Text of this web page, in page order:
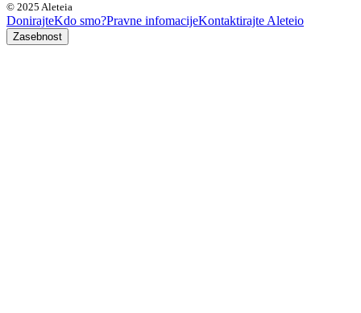
© 2025 Aleteia
DonirajteKdo smo?Pravne infomacijeKontaktirajte Aleteio
Zasebnost